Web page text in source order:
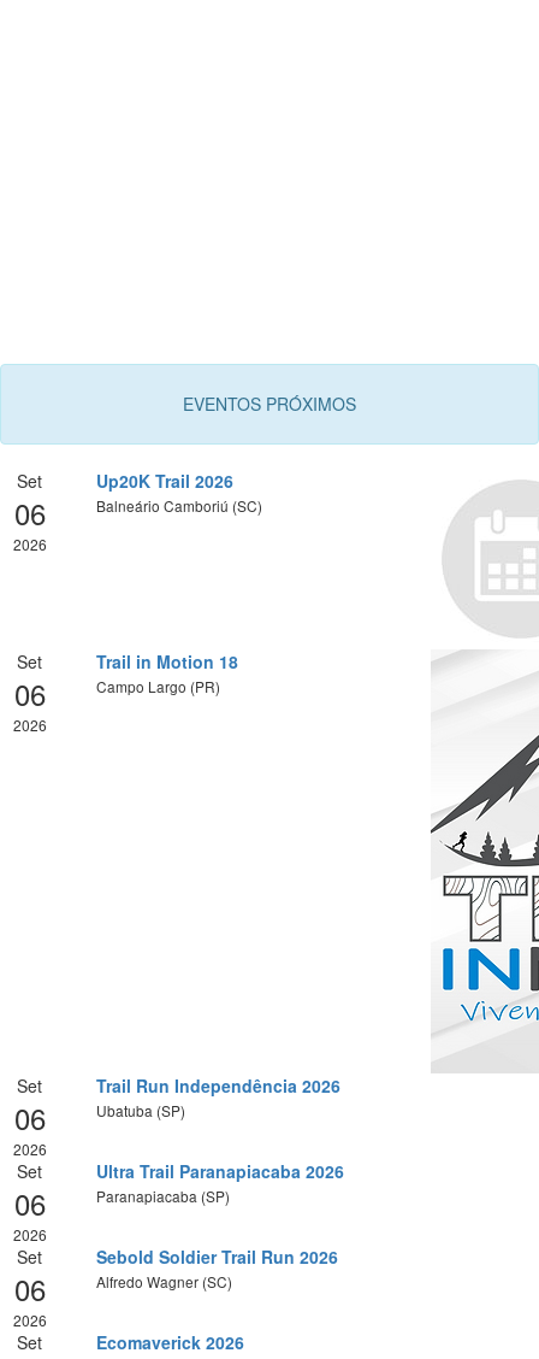
EVENTOS PRÓXIMOS
Set
06
2026
Up20K Trail 2026
Balneário Camboriú (SC)
Set
06
2026
Trail in Motion 18
Campo Largo (PR)
Set
06
2026
Trail Run Independência 2026
Ubatuba (SP)
Set
06
2026
Ultra Trail Paranapiacaba 2026
Paranapiacaba (SP)
Set
06
2026
Sebold Soldier Trail Run 2026
Alfredo Wagner (SC)
Set Ecomaverick 2026